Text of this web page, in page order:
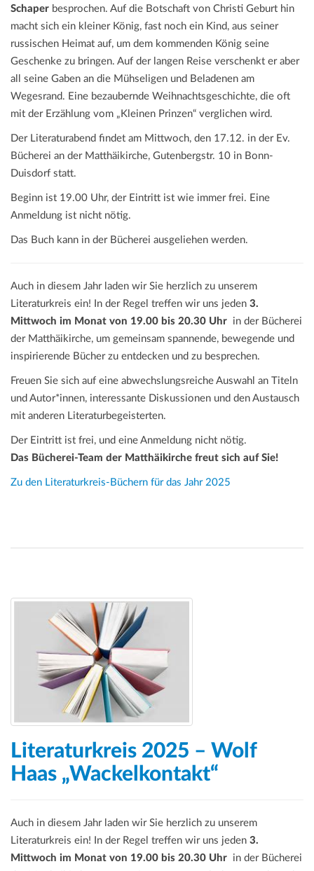
Schaper besprochen. Auf die Botschaft von Christi Geburt hin
macht sich ein kleiner König, fast noch ein Kind, aus seiner
russischen Heimat auf, um dem kommenden König seine
Geschenke zu bringen. Auf der langen Reise verschenkt er aber
all seine Gaben an die Mühseligen und Beladenen am
Wegesrand. Eine bezaubernde Weihnachtsgeschichte, die oft
mit der Erzählung vom „Kleinen Prinzen“ verglichen wird.
Der Literaturabend findet am Mittwoch, den 17.12. in der Ev.
Bücherei an der Matthäikirche, Gutenbergstr. 10 in Bonn-
Duisdorf statt.
Beginn ist 19.00 Uhr, der Eintritt ist wie immer frei. Eine
Anmeldung ist nicht nötig.
Das Buch kann in der Bücherei ausgeliehen werden.
Auch in diesem Jahr laden wir Sie herzlich zu unserem
Literaturkreis ein! In der Regel treffen wir uns jeden 3.
Mittwoch im Monat von 19.00 bis 20.30 Uhr in der Bücherei
der Matthäikirche, um gemeinsam spannende, bewegende und
inspirierende Bücher zu entdecken und zu besprechen.
Freuen Sie sich auf eine abwechslungsreiche Auswahl an Titeln
und Autor*innen, interessante Diskussionen und den Austausch
mit anderen Literaturbegeisterten.
Der Eintritt ist frei, und eine Anmeldung nicht nötig.
Das Bücherei-Team der Matthäikirche freut sich auf Sie!
Zu den Literaturkreis-Büchern für das Jahr 2025
Literaturkreis 2025 – Wolf
Haas „Wackelkontakt“
Auch in diesem Jahr laden wir Sie herzlich zu unserem
Literaturkreis ein! In der Regel treffen wir uns jeden 3.
Mittwoch im Monat von 19.00 bis 20.30 Uhr in der Bücherei